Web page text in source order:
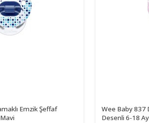
Emzik Şeffaf
Wee Baby 837
Desenli 6-18